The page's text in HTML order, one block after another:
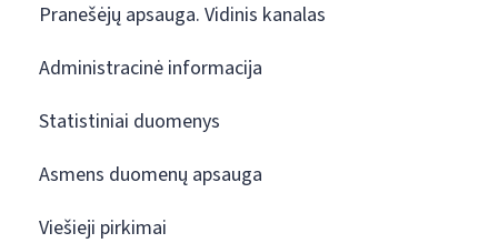
Pranešėjų apsauga. Vidinis kanalas
Administracinė informacija
Statistiniai duomenys
Asmens duomenų apsauga
Viešieji pirkimai